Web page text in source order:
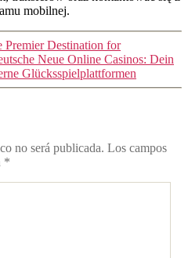
mobilnej.
Premier Destination for
Neue Online Casinos: Dein
Glücksspielplattformen
no será publicada. Los campos
*